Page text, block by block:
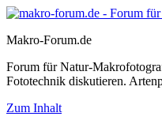
Makro-Forum.de
Forum für Natur-
Fototechnik diskutieren.
Zum Inhalt